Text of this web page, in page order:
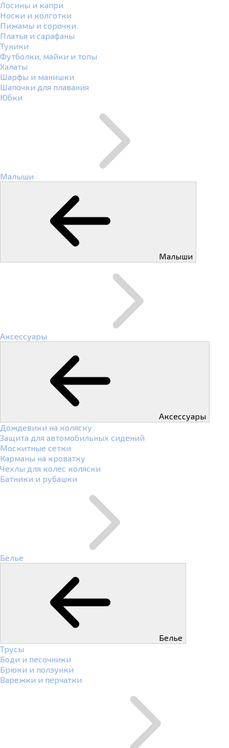
Лосины и капри
Носки и колготки
Пижамы и сорочки
Платья и сарафаны
Туники
Футболки, майки и топы
Халаты
Шарфы и манишки
Шапочки для плавания
Юбки
Малыши
Малыши
Аксессуары
Аксессуары
Дождевики на коляску
Защита для автомобильных сидений
Москитные сетки
Карманы на кроватку
Чехлы для колес коляски
Батники и рубашки
Белье
Белье
Трусы
Боди и песочники
Брюки и ползунки
Варежки и перчатки